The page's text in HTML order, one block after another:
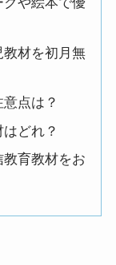
クや絵本で優
教材を初月無
点は？
どれ？
教育教材をお